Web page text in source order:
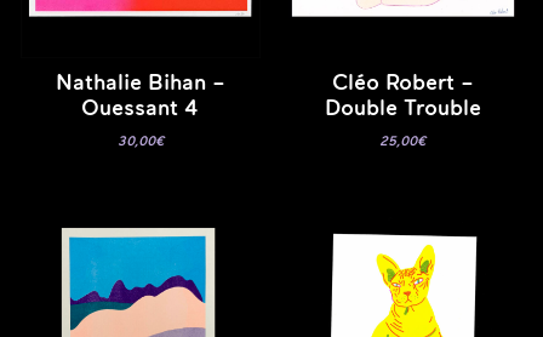
Nathalie Bihan –
Ouessant 4
30,00€
Cléo Robert –
Double Trouble
25,00€